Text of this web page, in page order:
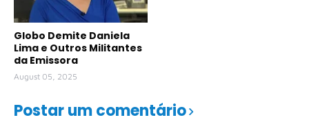
Globo Demite Daniela
Lima e Outros Militantes
da Emissora
August 05, 2025
Postar um comentário